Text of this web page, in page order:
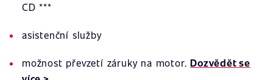
CD ***
asistenční služby
možnost převzetí záruky na motor.Dozvědět se